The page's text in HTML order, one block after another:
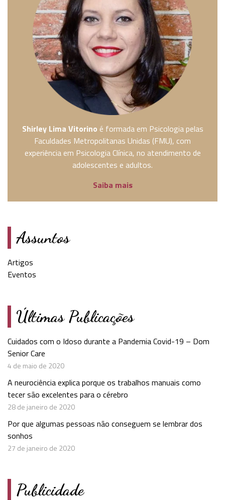
Shirley Lima Vitorino é formada em Psicologia pelas
Faculdades Metropolitanas Unidas (FMU), com
experiência em Psicologia Clínica, no atendimento de
adolescentes e adultos.
Saiba mais
Assuntos
Artigos
Eventos
Últimas Publicações
Cuidados com o Idoso durante a Pandemia Covid-19 – Dom
Senior Care
4 de maio de 2020
A neurociência explica porque os trabalhos manuais como
tecer são excelentes para o cérebro
28 de janeiro de 2020
Por que algumas pessoas não conseguem se lembrar dos
sonhos
27 de janeiro de 2020
Publicidade